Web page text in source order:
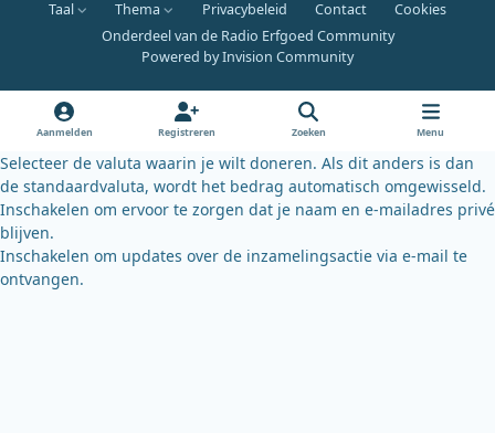
c
e
k
u
u
k
y
Taal Thema Privacybeleid Contact
Cookies
Onderdeel van de Radio Erfgoed Community
Powered byInvision Community
Aanmelden Registreren Zoeken Menu
Selecteer de valuta waarin je wilt doneren. Als dit anders is dan
de standaardvaluta, wordt het bedrag automatisch omgewisseld.
Inschakelen om ervoor te zorgen dat je naam en e-mailadres privé
blijven.
Inschakelen om updates over de inzamelingsactie via e-mail te
ontvangen.